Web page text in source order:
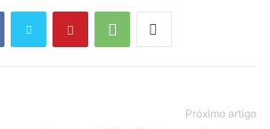
Próximo artigo